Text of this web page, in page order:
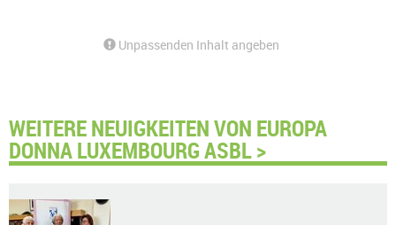
Unpassenden Inhalt angeben
WEITERE NEUIGKEITEN VON EUROPA
DONNA LUXEMBOURG ASBL >